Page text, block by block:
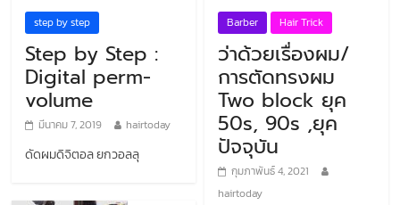
step by step
Step by Step :
Digital perm-
volume
มีนาคม 7, 2019 hairtoday
ดัดผมดิจิตอล ยกวอลลุ
Barber Hair Trick
ว่าด้วยเรื่องผม/
การตัดทรงผม
Two block ยุค
50s, 90s ,ยุค
ปัจจุบัน
กุมภาพันธ์ 4, 2021
hairtoday